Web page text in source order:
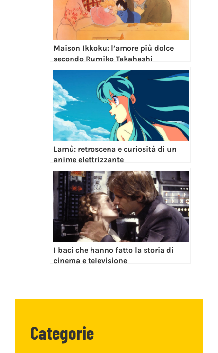
Maison Ikkoku: l’amore più dolce
secondo Rumiko Takahashi
Lamù: retroscena e curiosità di un
anime elettrizzante
I baci che hanno fatto la storia di
cinema e televisione
Categorie